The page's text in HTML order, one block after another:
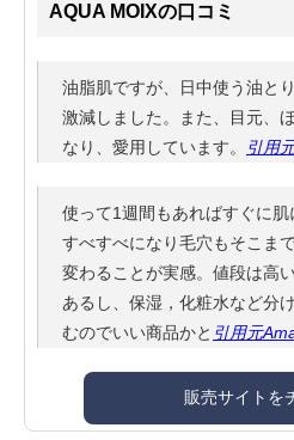
AQUA MOIXの口コミ
油脂肌ですが、日中使う油と
激減しました。また、目元、
なり、愛用しています。
引用
使って1週間もあればすぐに
すべすべになり毛穴もそこま
変わることが実感。値段は高
あるし、保湿，化粧水など分
むのでいい商品かと 引用元
販売サイトを